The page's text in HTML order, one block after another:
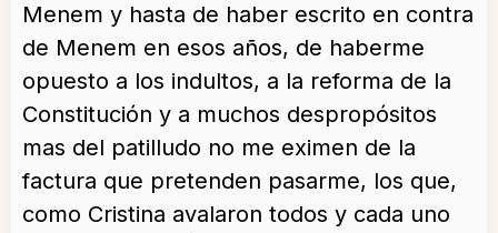
Menem y hasta de haber escrito en contra
de Menem en esos años, de haberme
opuesto a los indultos, a la reforma de la
Constitución y a muchos despropósitos
mas del patilludo no me eximen de la
factura que pretenden pasarme, los que,
como Cristina avalaron todos y cada uno